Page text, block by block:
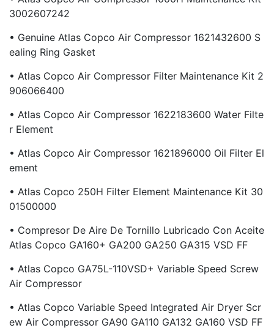
3002607242
• Genuine Atlas Copco Air Compressor 1621432600 S
Ealing Ring Gasket
• Atlas Copco Air Compressor Filter Maintenance Kit 2
906066400
• Atlas Copco Air Compressor 1622183600 Water Filte
R Element
• Atlas Copco Air Compressor 1621896000 Oil Filter El
Ement
• Atlas Copco 250H Filter Element Maintenance Kit 30
01500000
• Compresor De Aire De Tornillo Lubricado Con Aceite
Atlas Copco GA160+ GA200 GA250 GA315 VSD FF
• Atlas Copco GA75L-110VSD+ Variable Speed Screw
Air Compressor
• Atlas Copco Variable Speed Integrated Air Dryer Scr
Ew Air Compressor GA90 GA110 GA132 GA160 VSD FF